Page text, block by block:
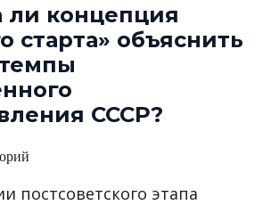
ли концепция
старта» объяснить
СССР?
постсоветского этапа